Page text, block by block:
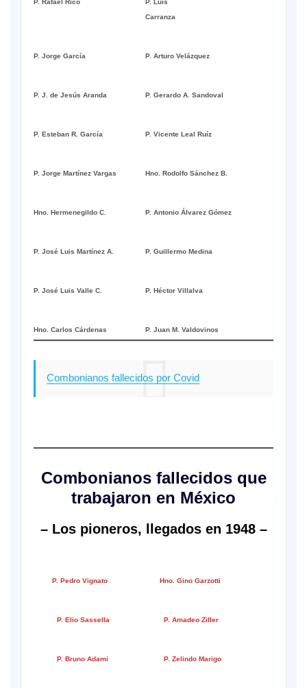
P. Rafael Rico
P. Luis
Carranza
P. Jorge García P. Arturo Velázquez
P. J. de Jesús Aranda P. Gerardo A. Sandoval
P. Esteban R. García P. Vicente Leal Ruíz
P. Jorge Martínez Vargas Hno. Rodolfo Sánchez B.
Hno. Hermenegildo C. P. Antonio Álvarez Gómez
P. José Luis Martínez A. P. Guillermo Medina
P. José Luis Valle C. P. Héctor Villalva
Hno. Carlos Cárdenas P. Juan M. Valdovinos
Combonianos fallecidos por Covid
Combonianos fallecidos que
trabajaron en México
– Los pioneros, llegados en 1948 –
P. Pedro Vignato Hno. Gino Garzotti
P. Elio Sassella P. Amadeo Ziller
P. Bruno Adami P. Zelindo Marigo